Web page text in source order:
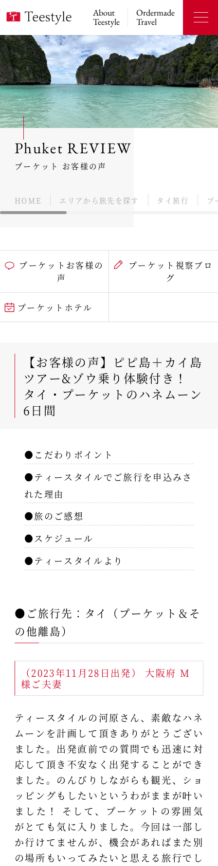
About
Teestyle
Ordermade
Travel
Phuket REVIEW
プーケット お客様の声
HOME エリアから旅先を探す タイ旅行 プ
プーケットお客様の
声
プーケット視察ブロ
グ
プーケットホテル
【お客様の声】ピピ島＋カイ島
ツアー&ゾウ乗り体験付き！
タイ・プーケットのハネムーン
6日間
●こだわりポイント
●ティースタイルでご旅行を申込みさ
れた理由
●旅のご感想
●スケジュール
●ティースタイルより
●ご旅行先：タイ（プーケット＆そ
の他離島）
（2023年11月28日出発） 大阪府 M
様ご夫妻
ティースタイルの河原さん、素敵なハネ
ムーンを計画して頂きありがとうござい
ました。出発直前での質問でも迅速に対
応して頂き不安なく出発することができ
ました。のんびりしながらも観光、ショ
ッピングもしたいというわがままが叶い
ました！ そして、プーケットの雰囲気
がとても気に入りました。今回は一部し
か行けてませんが、機会があればまた別
の場所もいってみたいと思える旅行でし